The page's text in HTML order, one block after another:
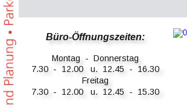
Büro-Öffnungszeiten:
Montag  -  Donnerstag
7.30  -  12.00   u.  12.45  -  16.30
Freitag
7.30  -  12.00   u.  12.45  -  15.30